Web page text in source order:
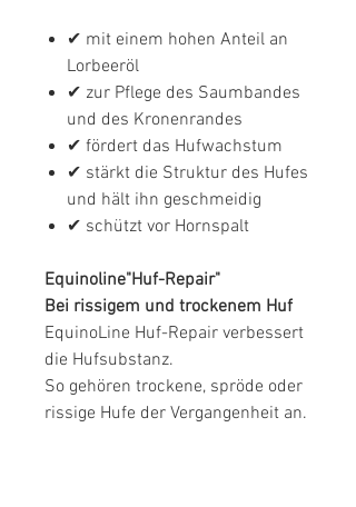
✔ mit einem hohen Anteil an
Lorbeeröl
✔ zur Pflege des Saumbandes
und des Kronenrandes
✔ fördert das Hufwachstum
✔ stärkt die Struktur des Hufes
und hält ihn geschmeidig
✔ schützt vor Hornspalt
Equinoline"Huf-Repair"
Bei rissigem und trockenem Huf
EquinoLine Huf-Repair verbessert
die Hufsubstanz.
So gehören trockene, spröde oder
rissige Hufe der Vergangenheit an.